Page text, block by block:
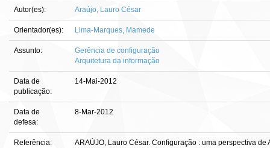
Autor(es): Araújo, Lauro César
Orientador(es): Lima-Marques, Mamede
Assunto:
Gerência de configuração
Arquitetura da informação
Data de
publicação:
14-Mai-2012
Data de
defesa:
8-Mar-2012
Referência:
ARAÚJO, Lauro César. Configuração : uma perspectiva